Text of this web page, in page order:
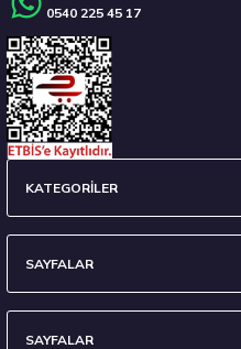
Stokta 2 Adet
0540 225 45 17
KATEGORİLER
SAYFALAR
SAYFALAR